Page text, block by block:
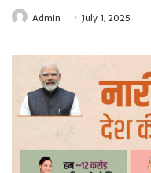
Admin July 1, 2025